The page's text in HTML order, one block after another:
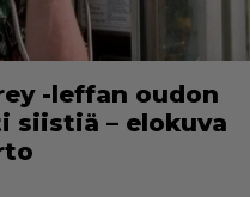
-leffan oudon
siistiä – elokuva